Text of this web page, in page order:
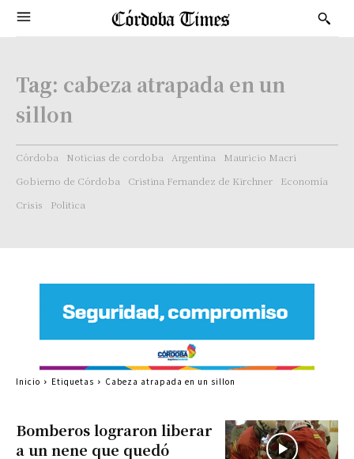
Tag: cabeza atrapada en un
sillon
Córdoba Noticias de cordoba Argentina
Mauricio Macri
Gobierno de Córdoba
Cristina Fernandez de Kirchner
Economía
Crisis
Politica
Bomberos lograron liberar
a un nene que quedó
Inicio Etiquetas Cabeza atrapada en un sillon